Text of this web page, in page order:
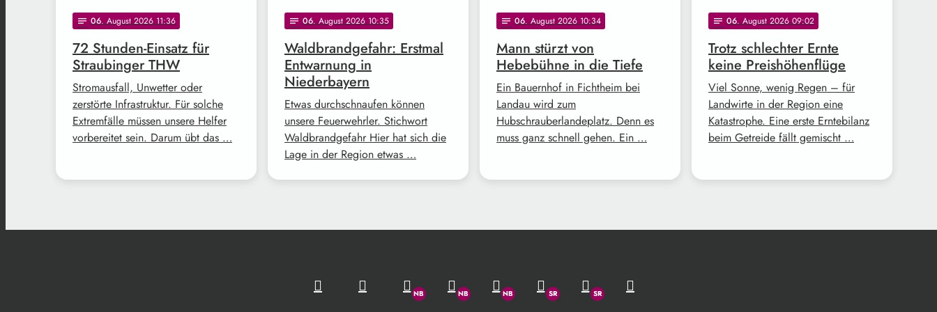
notes 06. August 2026 11:36
72 Stunden-Einsatz für
Straubinger THW
Stromausfall, Unwetter oder
zerstörte Infrastruktur. Für solche
Extremfälle müssen unsere Helfer
vorbereitet sein. Darum übt das …
notes 06. August 2026 10:35
Waldbrandgefahr: Erstmal
Entwarnung in
Niederbayern
Etwas durchschnaufen können
unsere Feuerwehrler. Stichwort
Waldbrandgefahr Hier hat sich die
Lage in der Region etwas …
notes 06. August 2026 10:34
Mann stürzt von
Hebebühne in die Tiefe
Ein Bauernhof in Fichtheim bei
Landau wird zum
Hubschrauberlandeplatz. Denn es
muss ganz schnell gehen. Ein …
notes 06. August 2026 09:02
Trotz schlechter Ernte
keine Preishöhenflüge
Viel Sonne, wenig Regen – für
Landwirte in der Region eine
Katastrophe. Eine erste Erntebilanz
beim Getreide fällt gemischt …